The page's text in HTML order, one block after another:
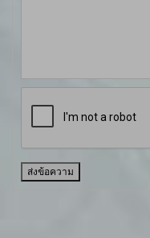
ส่งข้อความ